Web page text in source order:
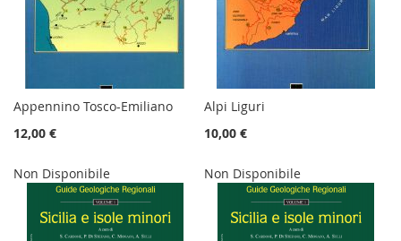
Appennino Tosco-Emiliano
12,00 €
Non Disponibile
Alpi Liguri
10,00 €
Non Disponibile